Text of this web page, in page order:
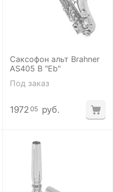
Саксофон альт Brahner
AS405 B "Eb"
Под заказ
1972 05 руб.